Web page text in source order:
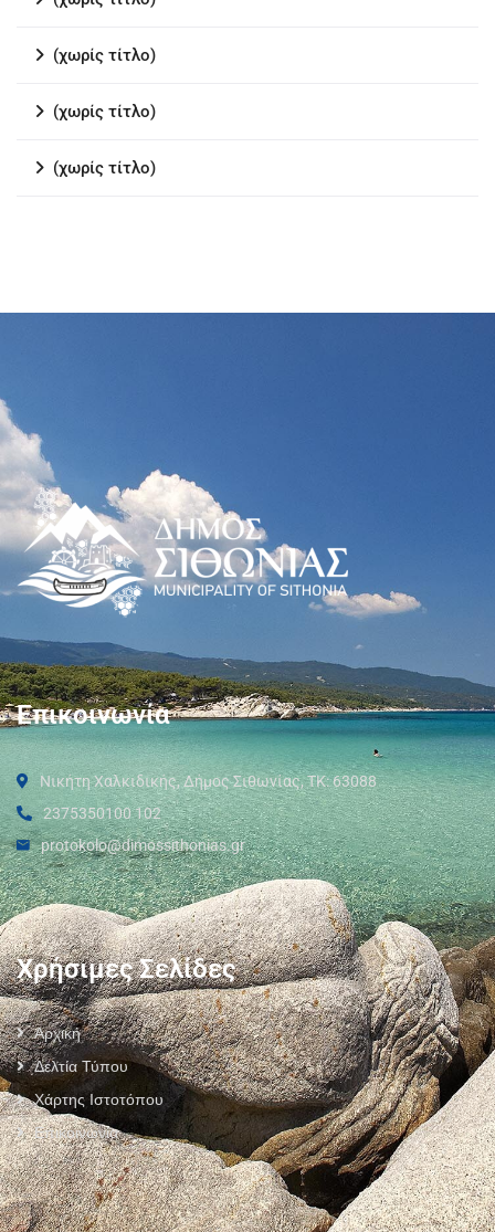
(χωρίς τίτλο)
(χωρίς τίτλο)
(χωρίς τίτλο)
Επικοινωνία
Νικήτη Χαλκιδικής, Δήμος Σιθωνίας, ΤΚ: 63088
2375350100 102
protokolo@dimossithonias.gr
Χρήσιμες Σελίδες
Αρχική
Δελτία Τύπου
Χάρτης Ιστοτόπου
Επικοινωνία